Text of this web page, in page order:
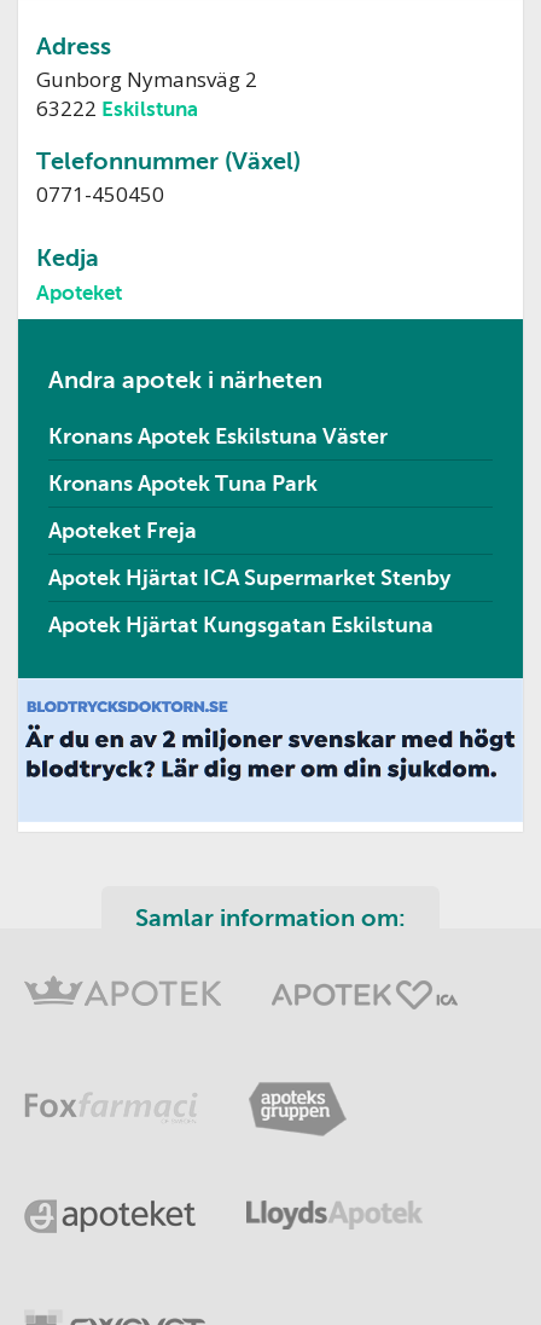
Adress
Gunborg Nymansväg 2
63222 Eskilstuna
Telefonnummer (Växel)
0771-450450
Kedja
Apoteket
Andra apotek i närheten
Kronans Apotek Eskilstuna Väster
Kronans Apotek Tuna Park
Apoteket Freja
Apotek Hjärtat ICA Supermarket Stenby
Apotek Hjärtat Kungsgatan Eskilstuna
Samlar information om: